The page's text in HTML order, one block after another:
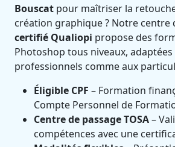
Bouscat pour maîtriser la
création graphique ? Notre centre
certifié Qualiopi propose des
Photoshop tous niveaux, adaptées
professionnels comme aux
Éligible CPF – Formation
Compte Personnel de
Centre de passage TOSA–
compétences avec une